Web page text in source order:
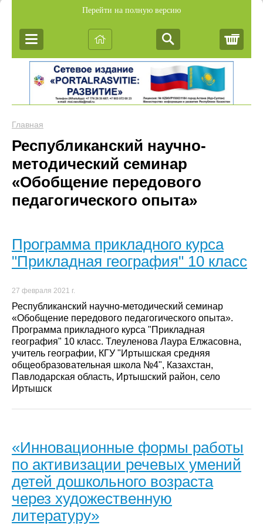
Перейти на полную версию
Главная
Республиканский научно-
методический семинар
«Обобщение передового
педагогического опыта»
Программа прикладного курса
"Прикладная география" 10 класс
27 февраля 2021 г.
Республиканский научно-методический семинар
«Обобщение передового педагогического опыта».
Программа прикладного курса "Прикладная
география" 10 класс. Тлеуленова Лаура Елжасовна,
учитель географии, КГУ "Иртышская средняя
общеобразовательная школа №4", Казахстан,
Павлодарская область, Иртышский район, село
Иртышск
«Инновационные формы работы
по активизации речевых умений
детей дошкольного возраста
через художественную
литературу»